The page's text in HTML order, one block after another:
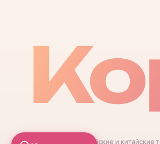
© 2026 КорОпт. Корейские и китайские